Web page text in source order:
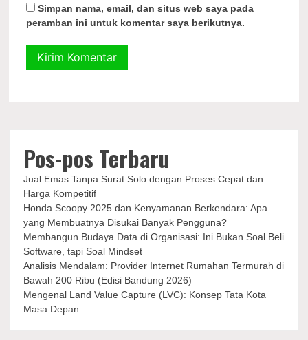
Simpan nama, email, dan situs web saya pada
peramban ini untuk komentar saya berikutnya.
Pos-pos Terbaru
Jual Emas Tanpa Surat Solo dengan Proses Cepat dan
Harga Kompetitif
Honda Scoopy 2025 dan Kenyamanan Berkendara: Apa
yang Membuatnya Disukai Banyak Pengguna?
Membangun Budaya Data di Organisasi: Ini Bukan Soal Beli
Software, tapi Soal Mindset
Analisis Mendalam: Provider Internet Rumahan Termurah di
Bawah 200 Ribu (Edisi Bandung 2026)
Mengenal Land Value Capture (LVC): Konsep Tata Kota
Masa Depan